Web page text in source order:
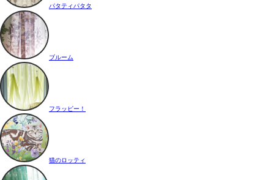
パタティパタタ
ブルーム
フラッピー！
猫のロッティ